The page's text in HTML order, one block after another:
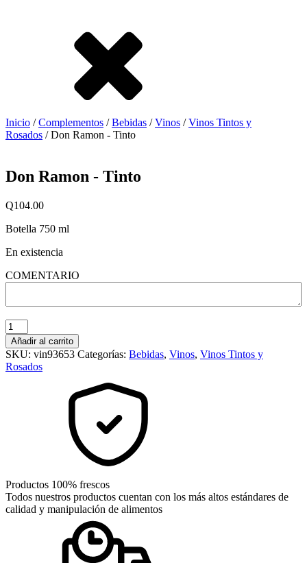
Inicio /Complementos /Bebidas /Vinos /Vinos Tintos y
Rosados / Don Ramon - Tinto
Don Ramon - Tinto
Q104.00
Botella 750 ml
En existencia
COMENTARIO
Don
Ramon
-
Tinto
quantity
Añadir al carrito
SKU: vin93653 Categorías: Bebidas, Vinos, Vinos Tintos y
Rosados
Productos 100% frescos
Todos nuestros productos cuentan con los más altos estándares de
calidad y manipulación de alimentos